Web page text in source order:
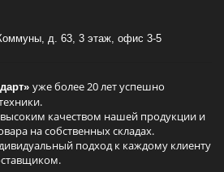
д. 63, 3 этаж, офис 3-5
уже более 20 лет успешно
качеством нашей продукции и
на собственных складах.
подход к каждому клиенту